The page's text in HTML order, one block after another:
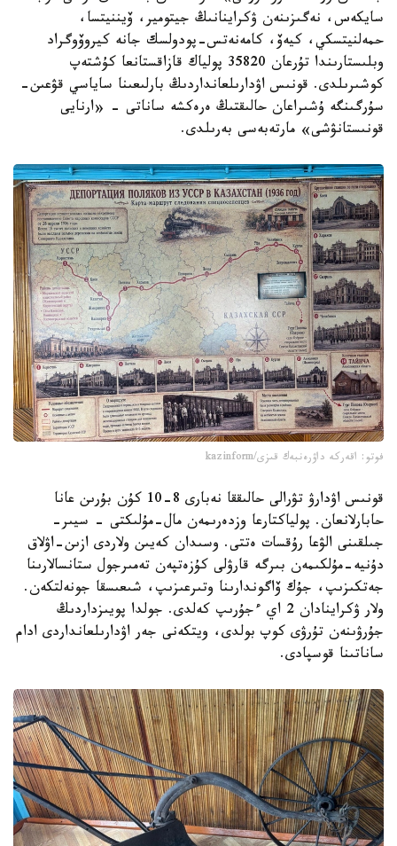
سايكەس، نەگىزىنەن ۋكراينانىڭ جيتومير، ۆيننيتسا،
حمەلنيتسكي، كيەۆ، كامەنەتس-پودولسك جانە كيروۆوگراد
وبلىستارىندا تۇرعان 35820 پولياك قازاقستانعا كۇشتەپ
كوشىرىلدى. قونىس اۋدارىلعانداردىڭ بارلىعىنا ساياسي قۋعىن-
سۇرگىنگە ۇشىراعان حالىقتىڭ ەرەكشە ساناتى - «ارنايى
قونىستانۋشى» مارتەبەسى بەرىلدى.
فوتو: اقەركە داۋرەنبەك قىزى/kazinform
قونىس اۋدارۋ تۋرالى حالىققا نەبارى 8-10 كۇن بۇرىن عانا
حابارلانعان. پولياكتارعا وزدەرىمەن مال-مۇلىكتى - سيىر-
جىلقىنى الۋعا رۇقسات ەتتى. وسىدان كەيىن ولاردى ازىن-اۋلاق
دۇنيە-مۇلكىمەن بىرگە قارۋلى كۇزەتپەن تەمىرجول ستانسالارىنا
جەتكىزىپ، جۇك ۆاگوندارىنا وتىرعىزىپ، شىعىسقا جونەلتكەن.
ولار ۋكراينادان 2 اي ءجۇرىپ كەلدى. جولدا پويىزداردىڭ
جۇرۋىنەن تۇرۋى كوپ بولدى، ويتكەنى جەر اۋدارىلعانداردى ادام
ساناتىنا قوسپادى.